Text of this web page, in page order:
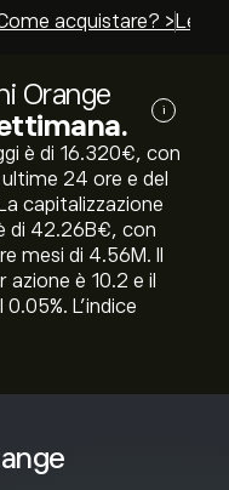
acquistare? > Le
Orange
i
è di 16.320‎€‎, con
24 ore e del
capitalizzazione
di 42.26B‎€‎, con
mesi di 4.56M. Il
è 10.2 e il
L'indice